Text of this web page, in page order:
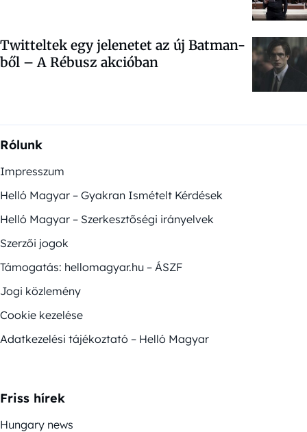
Twitteltek egy jelenetet az új Batman-
ből – A Rébusz akcióban
Rólunk
Impresszum
Helló Magyar – Gyakran Ismételt Kérdések
Helló Magyar – Szerkesztőségi irányelvek
Szerzői jogok
Támogatás: hellomagyar.hu – ÁSZF
Jogi közlemény
Cookie kezelése
Adatkezelési tájékoztató – Helló Magyar
Friss hírek
Hungary news